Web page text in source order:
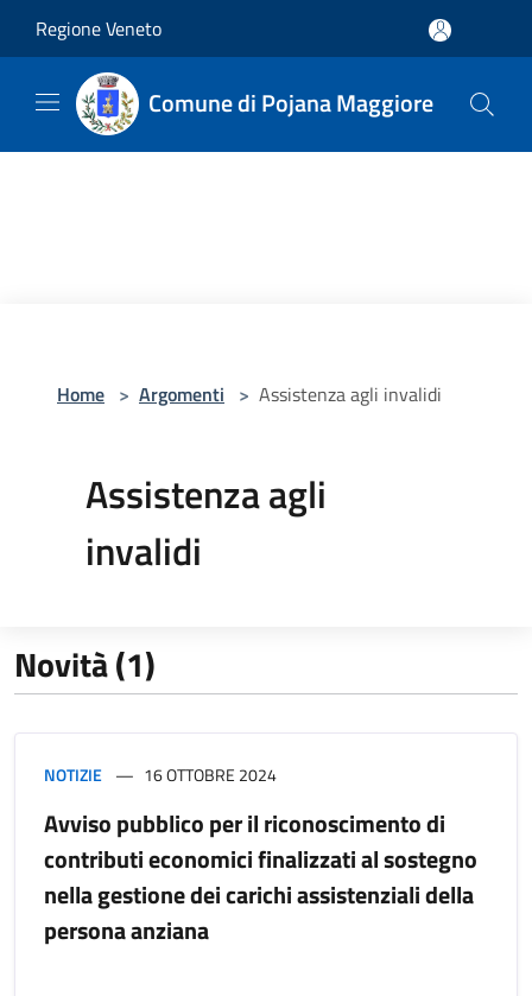
Regione Veneto
Comune di Pojana Maggiore
Home > Argomenti > Assistenza agli invalidi
Assistenza agli
invalidi
Novità (1)
NOTIZIE 16 OTTOBRE 2024
Avviso pubblico per il riconoscimento di
contributi economici finalizzati al sostegno
nella gestione dei carichi assistenziali della
persona anziana